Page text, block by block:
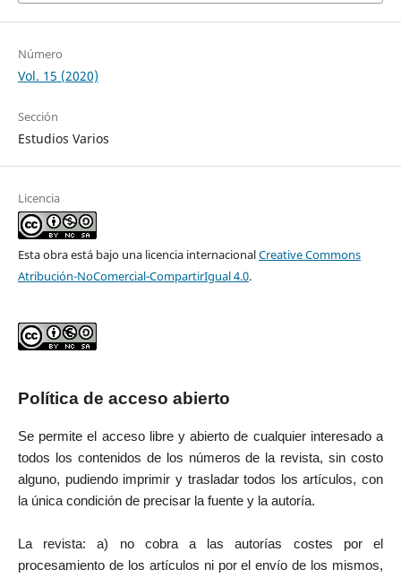
Número
Vol. 15 (2020)
Sección
Estudios Varios
Licencia
Esta obra está bajo una licencia internacionalCreative Commons
Atribución-NoComercial-CompartirIgual 4.0.
Política de acceso abierto
Se permite el acceso libre y abierto de cualquier interesado a
todos los contenidos de los números de la revista, sin costo
alguno, pudiendo imprimir y trasladar todos los artículos, con
la única condición de precisar la fuente y la autoría.
La revista: a) no cobra a las autorías costes por el
procesamiento de los artículos ni por el envío de los mismos,